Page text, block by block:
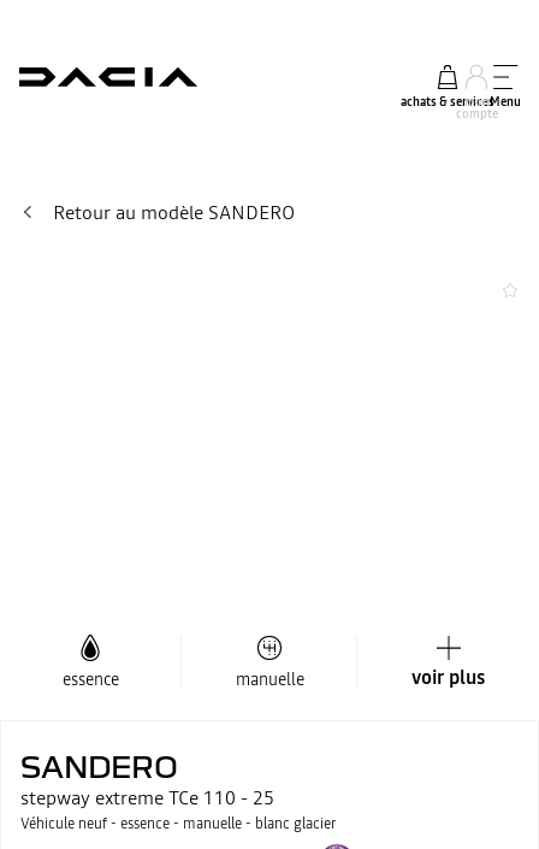
achats & services
mon
compte
Menu
Retour au modèle SANDERO
essence manuelle voir plus
SANDERO
stepway extreme TCe 110 - 25
Véhicule neuf - essence - manuelle - blanc glacier